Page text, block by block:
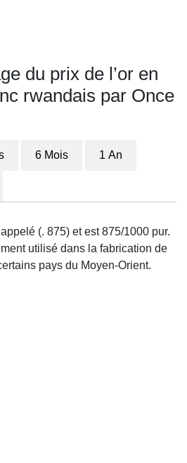
du prix de l’or en
rwandais par Once
6 Mois 1 An
(. 875) et est 875/1000 pur.
utilisé dans la fabrication de
pays du Moyen-Orient.